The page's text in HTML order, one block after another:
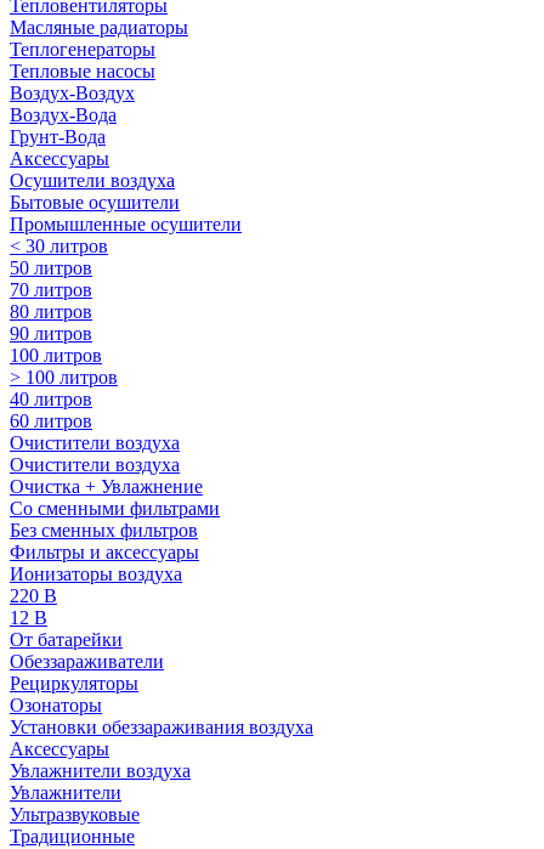
Тепловентиляторы
Масляные радиаторы
Теплогенераторы
Тепловые насосы
Воздух-Воздух
Воздух-Вода
Грунт-Вода
Аксессуары
Осушители воздуха
Бытовые осушители
Промышленные осушители
< 30 литров
50 литров
70 литров
80 литров
90 литров
100 литров
> 100 литров
40 литров
60 литров
Очистители воздуха
Очистители воздуха
Очистка + Увлажнение
Cо сменными фильтрами
Без сменных фильтров
Фильтры и аксессуары
Ионизаторы воздуха
220 В
12 В
От батарейки
Обеззараживатели
Рециркуляторы
Озонаторы
Установки обеззараживания воздуха
Аксессуары
Увлажнители воздуха
Увлажнители
Ультразвуковые
Традиционные